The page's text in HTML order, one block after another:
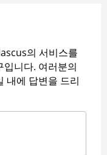
의 서비스를
니다. 여러분의
내에 답변을 드리